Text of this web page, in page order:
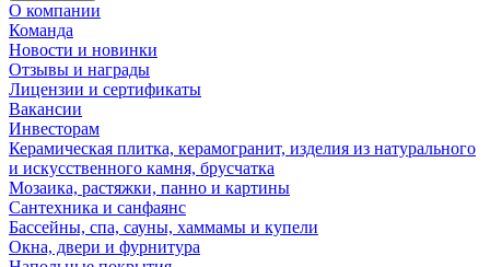
О компании
Команда
Новости и новинки
Отзывы и награды
Лицензии и сертификаты
Вакансии
Инвесторам
Керамическая плитка, керамогранит, изделия из натурального
и искусственного камня, брусчатка
Мозаика, растяжки, панно и картины
Сантехника и санфаянс
Бассейны, спа, сауны, хаммамы и купели
Окна, двери и фурнитура